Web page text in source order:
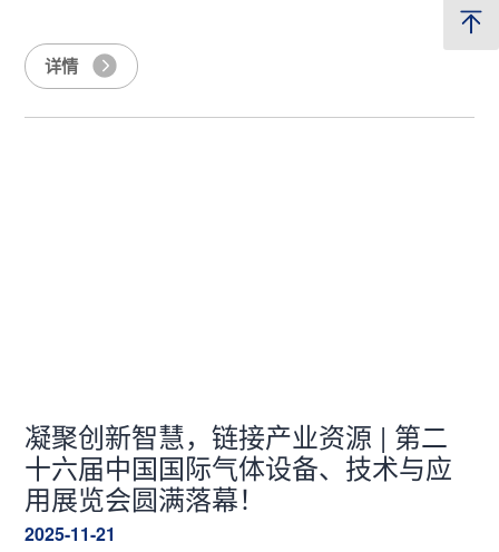
详情
凝聚创新智慧，链接产业资源 | 第二
十六届中国国际气体设备、技术与应
用展览会圆满落幕！
2025-11-21